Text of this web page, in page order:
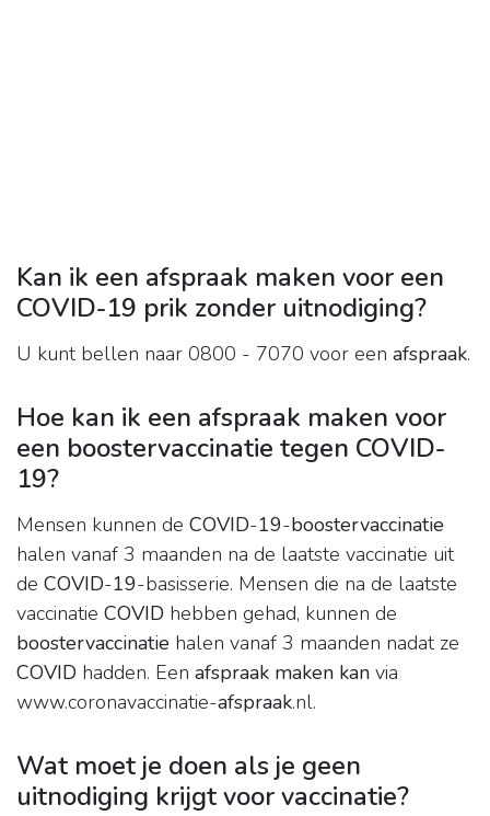
Kan ik een afspraak maken voor een
COVID-19 prik zonder uitnodiging?
U kunt bellen naar 0800 - 7070 voor een afspraak.
Hoe kan ik een afspraak maken voor
een boostervaccinatie tegen COVID-
19?
Mensen kunnen de COVID-19-boostervaccinatie
halen vanaf 3 maanden na de laatste vaccinatie uit
de COVID-19-basisserie. Mensen die na de laatste
vaccinatie COVID hebben gehad, kunnen de
boostervaccinatie halen vanaf 3 maanden nadat ze
COVID hadden. Een afspraak maken kan via
www.coronavaccinatie-afspraak.nl.
Wat moet je doen als je geen
uitnodiging krijgt voor vaccinatie?